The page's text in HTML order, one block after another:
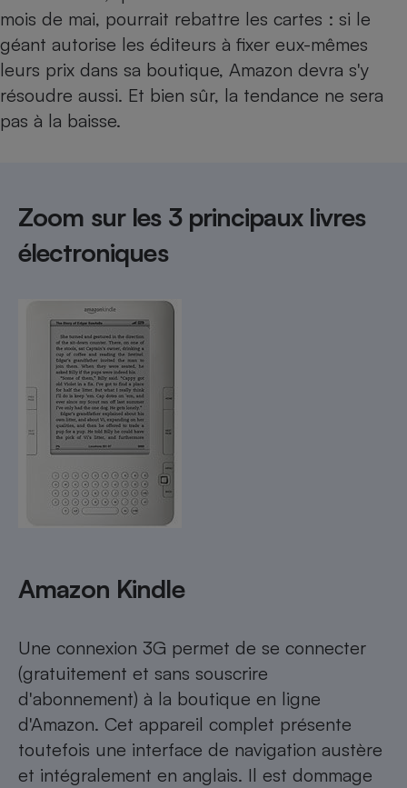
mois de mai, pourrait rebattre les cartes : si le
géant autorise les éditeurs à fixer eux-mêmes
leurs prix dans sa boutique, Amazon devra s'y
résoudre aussi. Et bien sûr, la tendance ne sera
pas à la baisse.
Zoom sur les 3 principaux livres
électroniques
Amazon Kindle
Une connexion 3G permet de se connecter
(gratuitement et sans souscrire
d'abonnement) à la boutique en ligne
d'Amazon. Cet appareil complet présente
toutefois une interface de navigation austère
et intégralement en anglais. Il est dommage